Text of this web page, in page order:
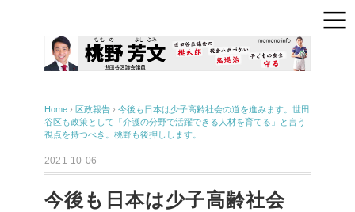
Home › 区政報告 › 今後も日本は少子高齢社会の道を進みます。世田
谷区も政策として「介護の分野で活躍できる人材を育てる」と言う
視点を持つべき。桃野も後押しします。
2021-10-06
今後も日本は少子高齢社会